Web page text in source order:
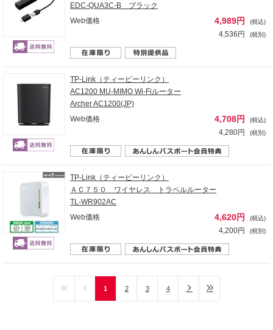
EDC-QUA3C-B ブラック
Web価格
4,989円 (税込)
4,536円 (税別)
TP-Link（ティーピーリンク）
AC1200 MU-MIMO Wi-Fiルーター
Archer AC1200(JP)
Web価格
4,708円 (税込)
4,280円 (税別)
TP-Link（ティーピーリンク）
ＡＣ７５０ ワイヤレス トラベルルーター
TL-WR902AC
Web価格
4,620円 (税込)
4,200円 (税別)
1 2 3 4